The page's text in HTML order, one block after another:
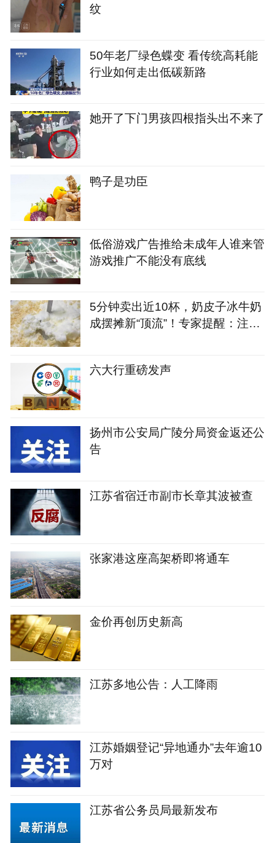
纹
50年老厂绿色蝶变 看传统高耗能
行业如何走出低碳新路
她开了下门男孩四根指头出不来了
鸭子是功臣
‌低俗游戏广告推给未成年人谁来管‌
游戏推广不能没有底线‌‌
5分钟卖出近10杯，奶皮子冰牛奶
成摆摊新“顶流”！专家提醒：注意
六大行重磅发声
扬州市公安局广陵分局资金返还公
告
江苏省宿迁市副市长章其波被查
张家港这座高架桥即将通车
金价再创历史新高
江苏多地公告：人工降雨
江苏婚姻登记“异地通办”去年逾10
万对
江苏省公务员局最新发布